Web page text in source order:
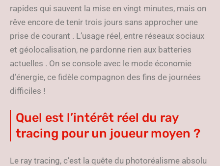
rapides qui sauvent la mise en vingt minutes, mais on
rêve encore de tenir trois jours sans approcher une
prise de courant . L’usage réel, entre réseaux sociaux
et géolocalisation, ne pardonne rien aux batteries
actuelles . On se console avec le mode économie
d’énergie, ce fidèle compagnon des fins de journées
difficiles !
Quel est l’intérêt réel du ray
tracing pour un joueur moyen ?
Le ray tracing, c’est la quête du photoréalisme absolu